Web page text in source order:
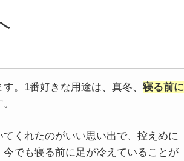
。1番好きな用途は、真冬、 寝る前に
くれたのがいい思い出で、控えめに
でも寝る前に足が冷えていることが